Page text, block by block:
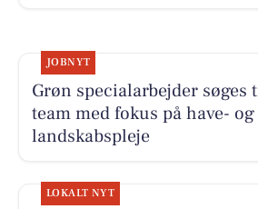
JOBNYT
Grøn specialarbejder søges
team med fokus på have- og
landskabspleje
LOKALT NYT